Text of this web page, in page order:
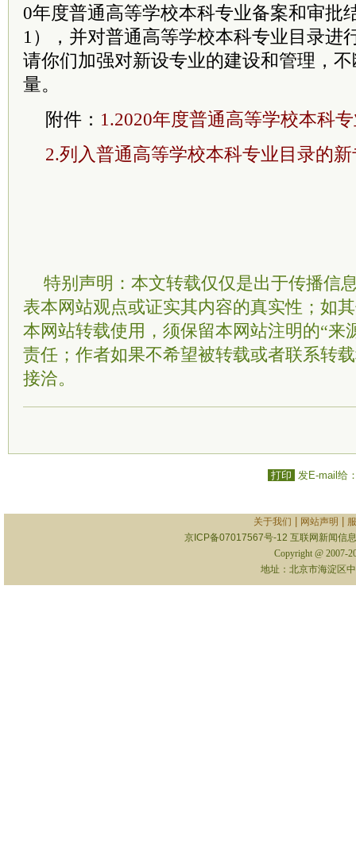
0年度普通高等学校本科专业备案和审批
1），并对普通高等学校本科专业目录进
请你们加强对新设专业的建设和管理，
量。
附件： 1.2020年度普通高等学校本科
2.列入普通高等学校本科专业目录的
特别声明：本文转载仅仅是出于传播信
表本网站观点或证实其内容的真实性；如
本网站转载使用，须保留本网站注明的“来
责任；作者如果不希望被转载或者联系转
接洽。
打印 发E-mail给
关于我们 网站声明
京ICP备07017567号-12 互联网新闻信
Copyright @ 2007-
地址：北京市海淀区